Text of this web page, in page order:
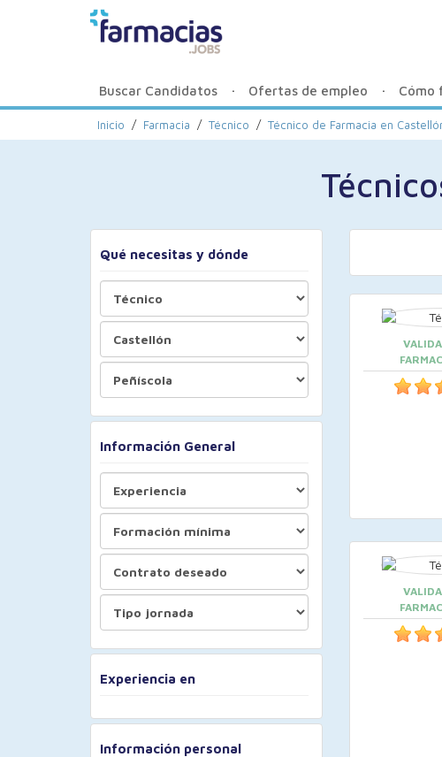
Buscar Candidatos Ofertas de empleo Cómo
Inicio / Farmacia / Técnico / Técnico de Farmacia en
Qué necesitas y dónde
Información General
Experiencia en
Información personal